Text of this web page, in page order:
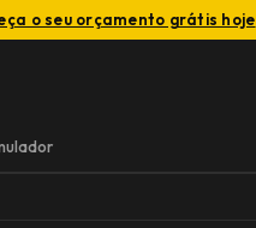
o seu orçamento grátis hoje